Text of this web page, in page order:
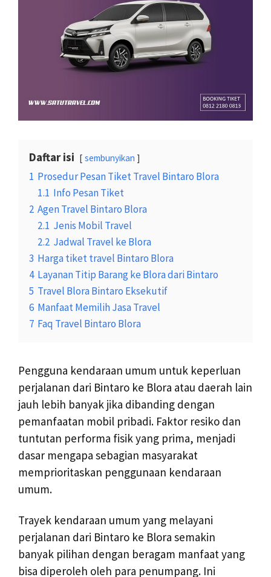
Daftar isi sembunyikan
1 Prosedur Pesan Tiket Travel Bintaro Blora
1.1 Info Pesan Tiket
2 Agen Travel Bintaro Blora
2.1 Jenis Mobil Travel
2.2 Jadwal Travel ke Blora
3 Harga tiket travel Bintaro Blora
4 Layanan Titip Barang ke Blora dari Bintaro
5 Travel Blora Bintaro Eksekutif
6 Manfaat Memilih Jasa Travel
7 Faq Travel Bintaro Blora
Pengguna kendaraan umum untuk keperluan
perjalanan dari Bintaro ke Blora atau daerah lain
jauh lebih banyak jika dibanding dengan
pemanfaatan mobil pribadi. Faktor resiko dan
tuntutan performa fisik yang prima, menjadi
dasar mengapa sebagian masyarakat
memprioritaskan penggunaan kendaraan
umum.
Trayek kendaraan umum yang melayani
perjalanan dari Bintaro ke Blora semakin
banyak pilihan dengan beragam manfaat yang
bisa diperoleh oleh para penumpang. Ini